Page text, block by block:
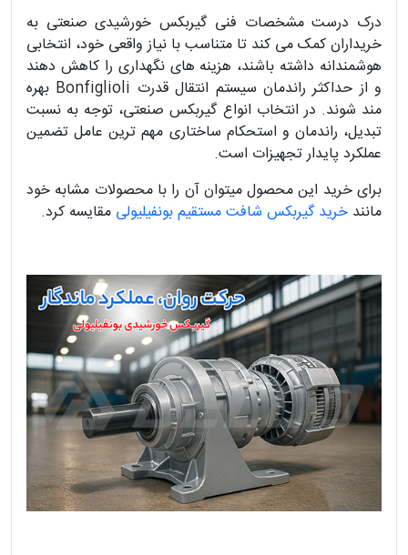
درک درست مشخصات فنی گیربکس خورشیدی صنعتی به
خریداران کمک می کند تا متناسب با نیاز واقعی خود، انتخابی
هوشمندانه داشته باشند، هزینه های نگهداری را کاهش دهند
و از حداکثر راندمان سیستم انتقال قدرت Bonfiglioli بهره
مند شوند. در انتخاب انواع گیربکس صنعتی، توجه به نسبت
تبدیل، راندمان و استحکام ساختاری مهم ترین عامل تضمین
عملکرد پایدار تجهیزات است.
برای خرید این محصول میتوان آن را با محصولات مشابه خود
مانند خرید گیربکس شافت مستقیم بونفیلیولی مقایسه کرد.